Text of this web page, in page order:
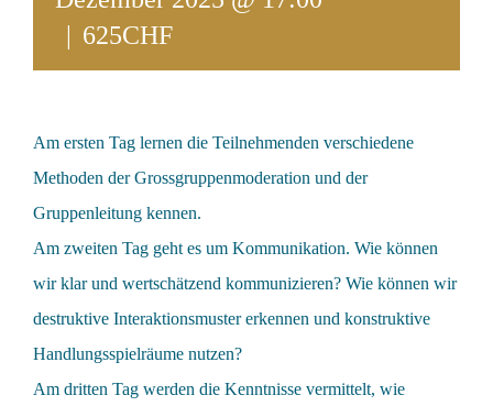
| 625CHF
Am ersten Tag lernen die Teilnehmenden verschiedene
Methoden der Grossgruppenmoderation und der
Gruppenleitung kennen.
Am zweiten Tag geht es um Kommunikation. Wie können
wir klar und wertschätzend kommunizieren? Wie können wir
destruktive Interaktionsmuster erkennen und konstruktive
Handlungsspielräume nutzen?
Am dritten Tag werden die Kenntnisse vermittelt, wie